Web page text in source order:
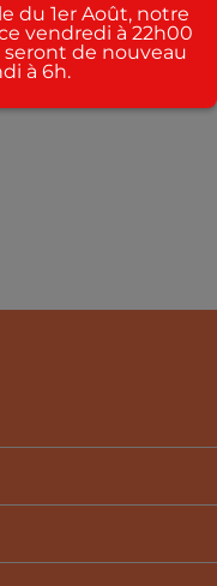
du 1er Août, notre
vendredi à 22h00
de nouveau
à 6h.